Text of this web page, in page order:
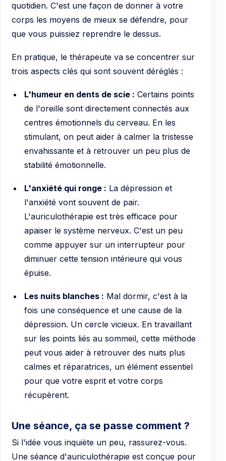
quotidien. C'est une façon de donner à votre
corps les moyens de mieux se défendre, pour
que vous puissiez reprendre le dessus.
En pratique, le thérapeute va se concentrer sur
trois aspects clés qui sont souvent déréglés :
L'humeur en dents de scie : Certains points
de l'oreille sont directement connectés aux
centres émotionnels du cerveau. En les
stimulant, on peut aider à calmer la tristesse
envahissante et à retrouver un peu plus de
stabilité émotionnelle.
L'anxiété qui ronge : La dépression et
l'anxiété vont souvent de pair.
L'auriculothérapie est très efficace pour
apaiser le système nerveux. C'est un peu
comme appuyer sur un interrupteur pour
diminuer cette tension intérieure qui vous
épuise.
Les nuits blanches : Mal dormir, c'est à la
fois une conséquence et une cause de la
dépression. Un cercle vicieux. En travaillant
sur les points liés au sommeil, cette méthode
peut vous aider à retrouver des nuits plus
calmes et réparatrices, un élément essentiel
pour que votre esprit et votre corps
récupèrent.
Une séance, ça se passe comment ?
Si l'idée vous inquiète un peu, rassurez-vous.
Une séance d'auriculothérapie est conçue pour